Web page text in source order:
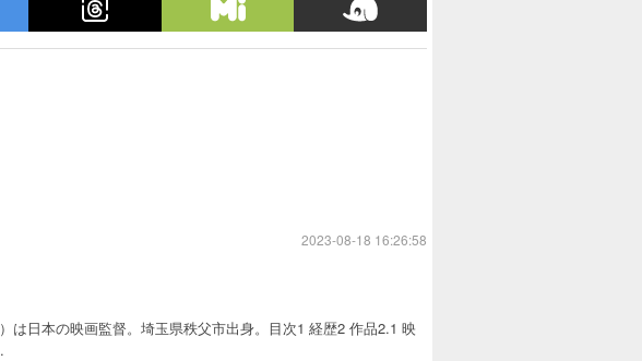
2023-08-18 16:26:58
は日本の映画監督。埼玉県秩父市出身。目次1 経歴2 作品2.1 映